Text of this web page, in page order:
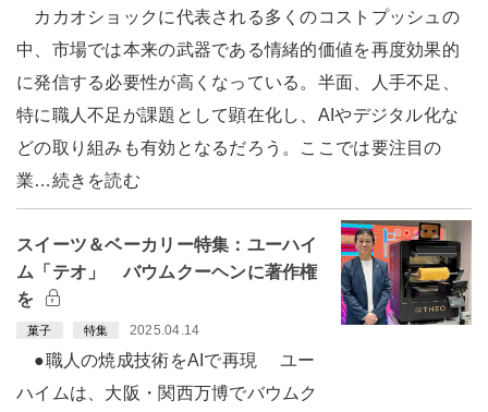
カカオショックに代表される多くのコストプッシュの
中、市場では本来の武器である情緒的価値を再度効果的
に発信する必要性が高くなっている。半面、人手不足、
特に職人不足が課題として顕在化し、AIやデジタル化な
どの取り組みも有効となるだろう。ここでは要注目の
業…続きを読む
スイーツ＆ベーカリー特集：ユーハイ
ム「テオ」 バウムクーヘンに著作権
を
菓子 特集 2025.04.14
●職人の焼成技術をAIで再現 ユー
ハイムは、大阪・関西万博でバウムク